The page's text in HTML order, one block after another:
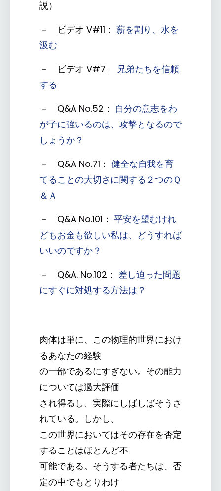
説）
－ ビデオ V#11： 薪を割り、水を
汲む
－ ビデオ V#7： 兄弟たちを信頼
する
－ Q&A No.52： 自分の意志をわ
が子に強いるのは、攻撃となるので
しょうか？
－ Q&A No.71： 健全な自我を育
てることの大切さに関する２つのＱ
＆Ａ
－ Q&A No.101： 平安を望むけれ
どもお金も欲しい私は、どうすれば
いいのですか？
－ Q&A. No.102： 差し迫った問題
にすぐに対処する方法は？
肉体は単に、この物理的世界におけ
るあなたの経験
の一部であるにすぎない。その能力
については過大評価
され得るし、実際にしばしばそうさ
れている。しかし、
この世界においてはその存在を否定
することはほとんど不
可能である。そうする者たちは、否
定の中でもとりわけ